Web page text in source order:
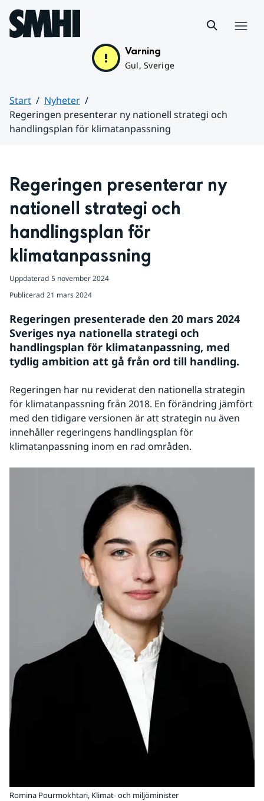
Hoppa till sidans innehåll
Varning
Gul, Sverige
Start
Nyheter
Regeringen presenterar ny nationell strategi och
handlingsplan för klimatanpassning
Regeringen presenterar ny
nationell strategi och
handlingsplan för
klimatanpassning
Uppdaterad 5 november 2024
Publicerad 21 mars 2024
Regeringen presenterade den 20 mars 2024
Sveriges nya nationella strategi och
handlingsplan för klimatanpassning, med
tydlig ambition att gå från ord till handling.
Regeringen har nu reviderat den nationella strategin
för klimatanpassning från 2018. En förändring jämfört
med den tidigare versionen är att strategin nu även
innehåller regeringens handlingsplan för
klimatanpassning inom en rad områden.
Romina Pourmokhtari, Klimat- och miljöminister